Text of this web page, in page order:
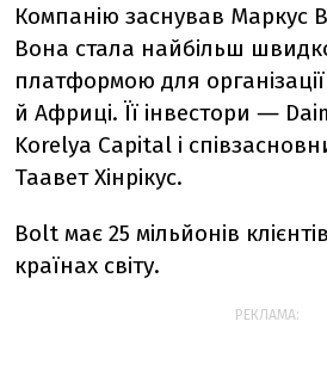
Компанію заснував Маркус
Вона стала найбільш
платформою для
й Африці. Її інвестори ―
Korelya Capital і
Таавет Хінрікус.
Bolt має 25 мільйонів
країнах світу.
РЕКЛАМА: